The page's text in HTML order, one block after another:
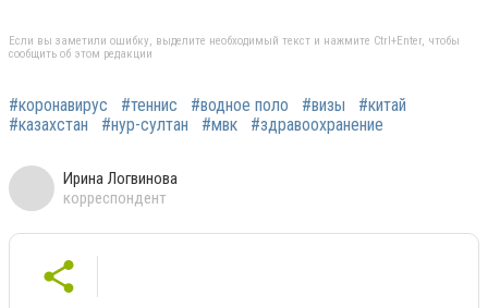
Если вы заметили ошибку, выделите необходимый текст и нажмите Ctrl+Enter, чтобы
сообщить об этом редакции
#коронавирус #теннис #водное поло #визы
#китай
#казахстан
#нур-султан #мвк #здравоохранение
Ирина Логвинова
корреспондент